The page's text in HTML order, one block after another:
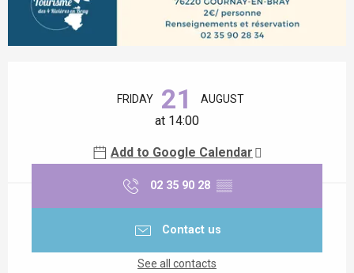
FRIDAY 21 AUGUST
at 14:00
Add to Google Calendar
02 35 90 28 ▒▒
Contact us
See all contacts